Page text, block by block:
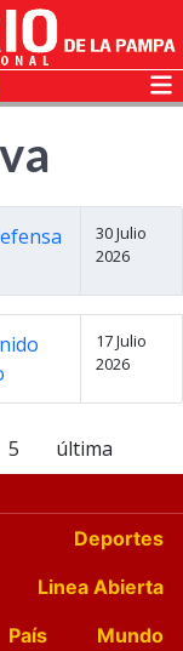
30 Julio
2026
17 Julio
2026
5 última
Deportes
Linea Abierta
País
Mundo